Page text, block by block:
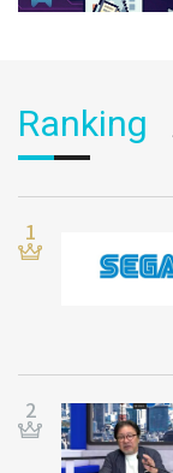
Ranking